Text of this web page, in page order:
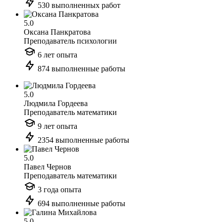
530 выполненных работ
5.0
Оксана Панкратова
Преподаватель психологии
6 лет опыта
874 выполненные работы
5.0
Людмила Гордеева
Преподаватель математики
9 лет опыта
2354 выполненные работы
5.0
Павел Чернов
Преподаватель математики
3 года опыта
694 выполненные работы